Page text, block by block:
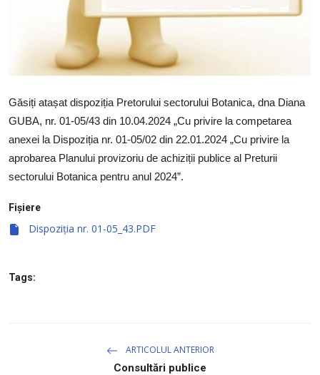
Găsiți atașat dispoziția Pretorului sectorului Botanica, dna Diana
GUBA, nr. 01-05/43 din 10.04.2024 „Cu privire la competarea
anexei la Dispoziția nr. 01-05/02 din 22.01.2024 „Cu privire la
aprobarea Planului provizoriu de achiziții publice al Preturii
sectorului Botanica pentru anul 2024”.
Fișiere
Dispoziția nr. 01-05_43.PDF
Tags:
ARTICOLUL ANTERIOR
Consultări publice